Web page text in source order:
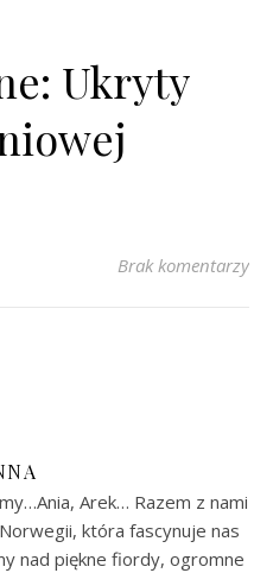
Ukryty
Brak komentarzy
Arek… Razem z nami
która fascynuje nas
nad piękne fiordy, ogromne